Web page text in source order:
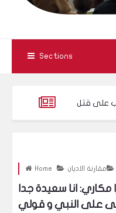
Sections
كتاب على قتل فاطمة الزهراء
Home مقارنة الاديان
مكاري: انا سعيدة جدا
على النبي و قولي